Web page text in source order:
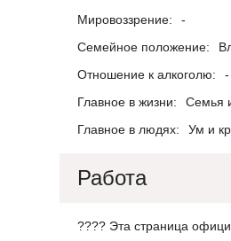
Мировоззрение:
-
Семейное положение:
Отношение к алкоголю:
-
Главное в жизни:
Семья
Главное в людях:
Ум и
Работа
???? Эта страница